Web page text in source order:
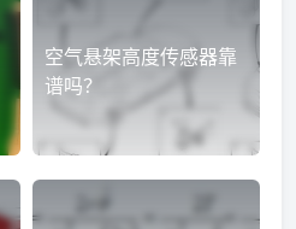
空气悬架高度传感器靠
谱吗？